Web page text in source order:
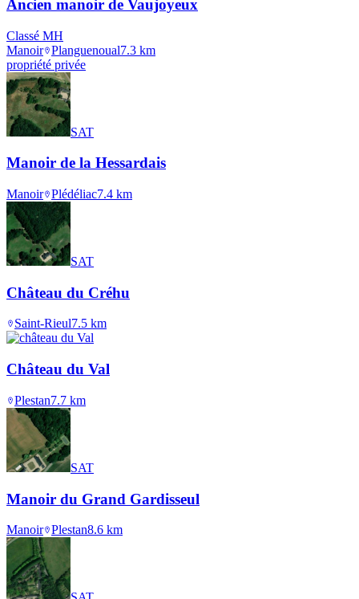
Ancien manoir de Vaujoyeux
Classé MH
Manoir Planguenoual7.3 km
propriété privée
SAT
Manoir de la Hessardais
Manoir Plédéliac7.4 km
SAT
Château du Créhu
Saint-Rieul7.5 km
Château du Val
Plestan7.7 km
SAT
Manoir du Grand Gardisseul
Manoir Plestan8.6 km